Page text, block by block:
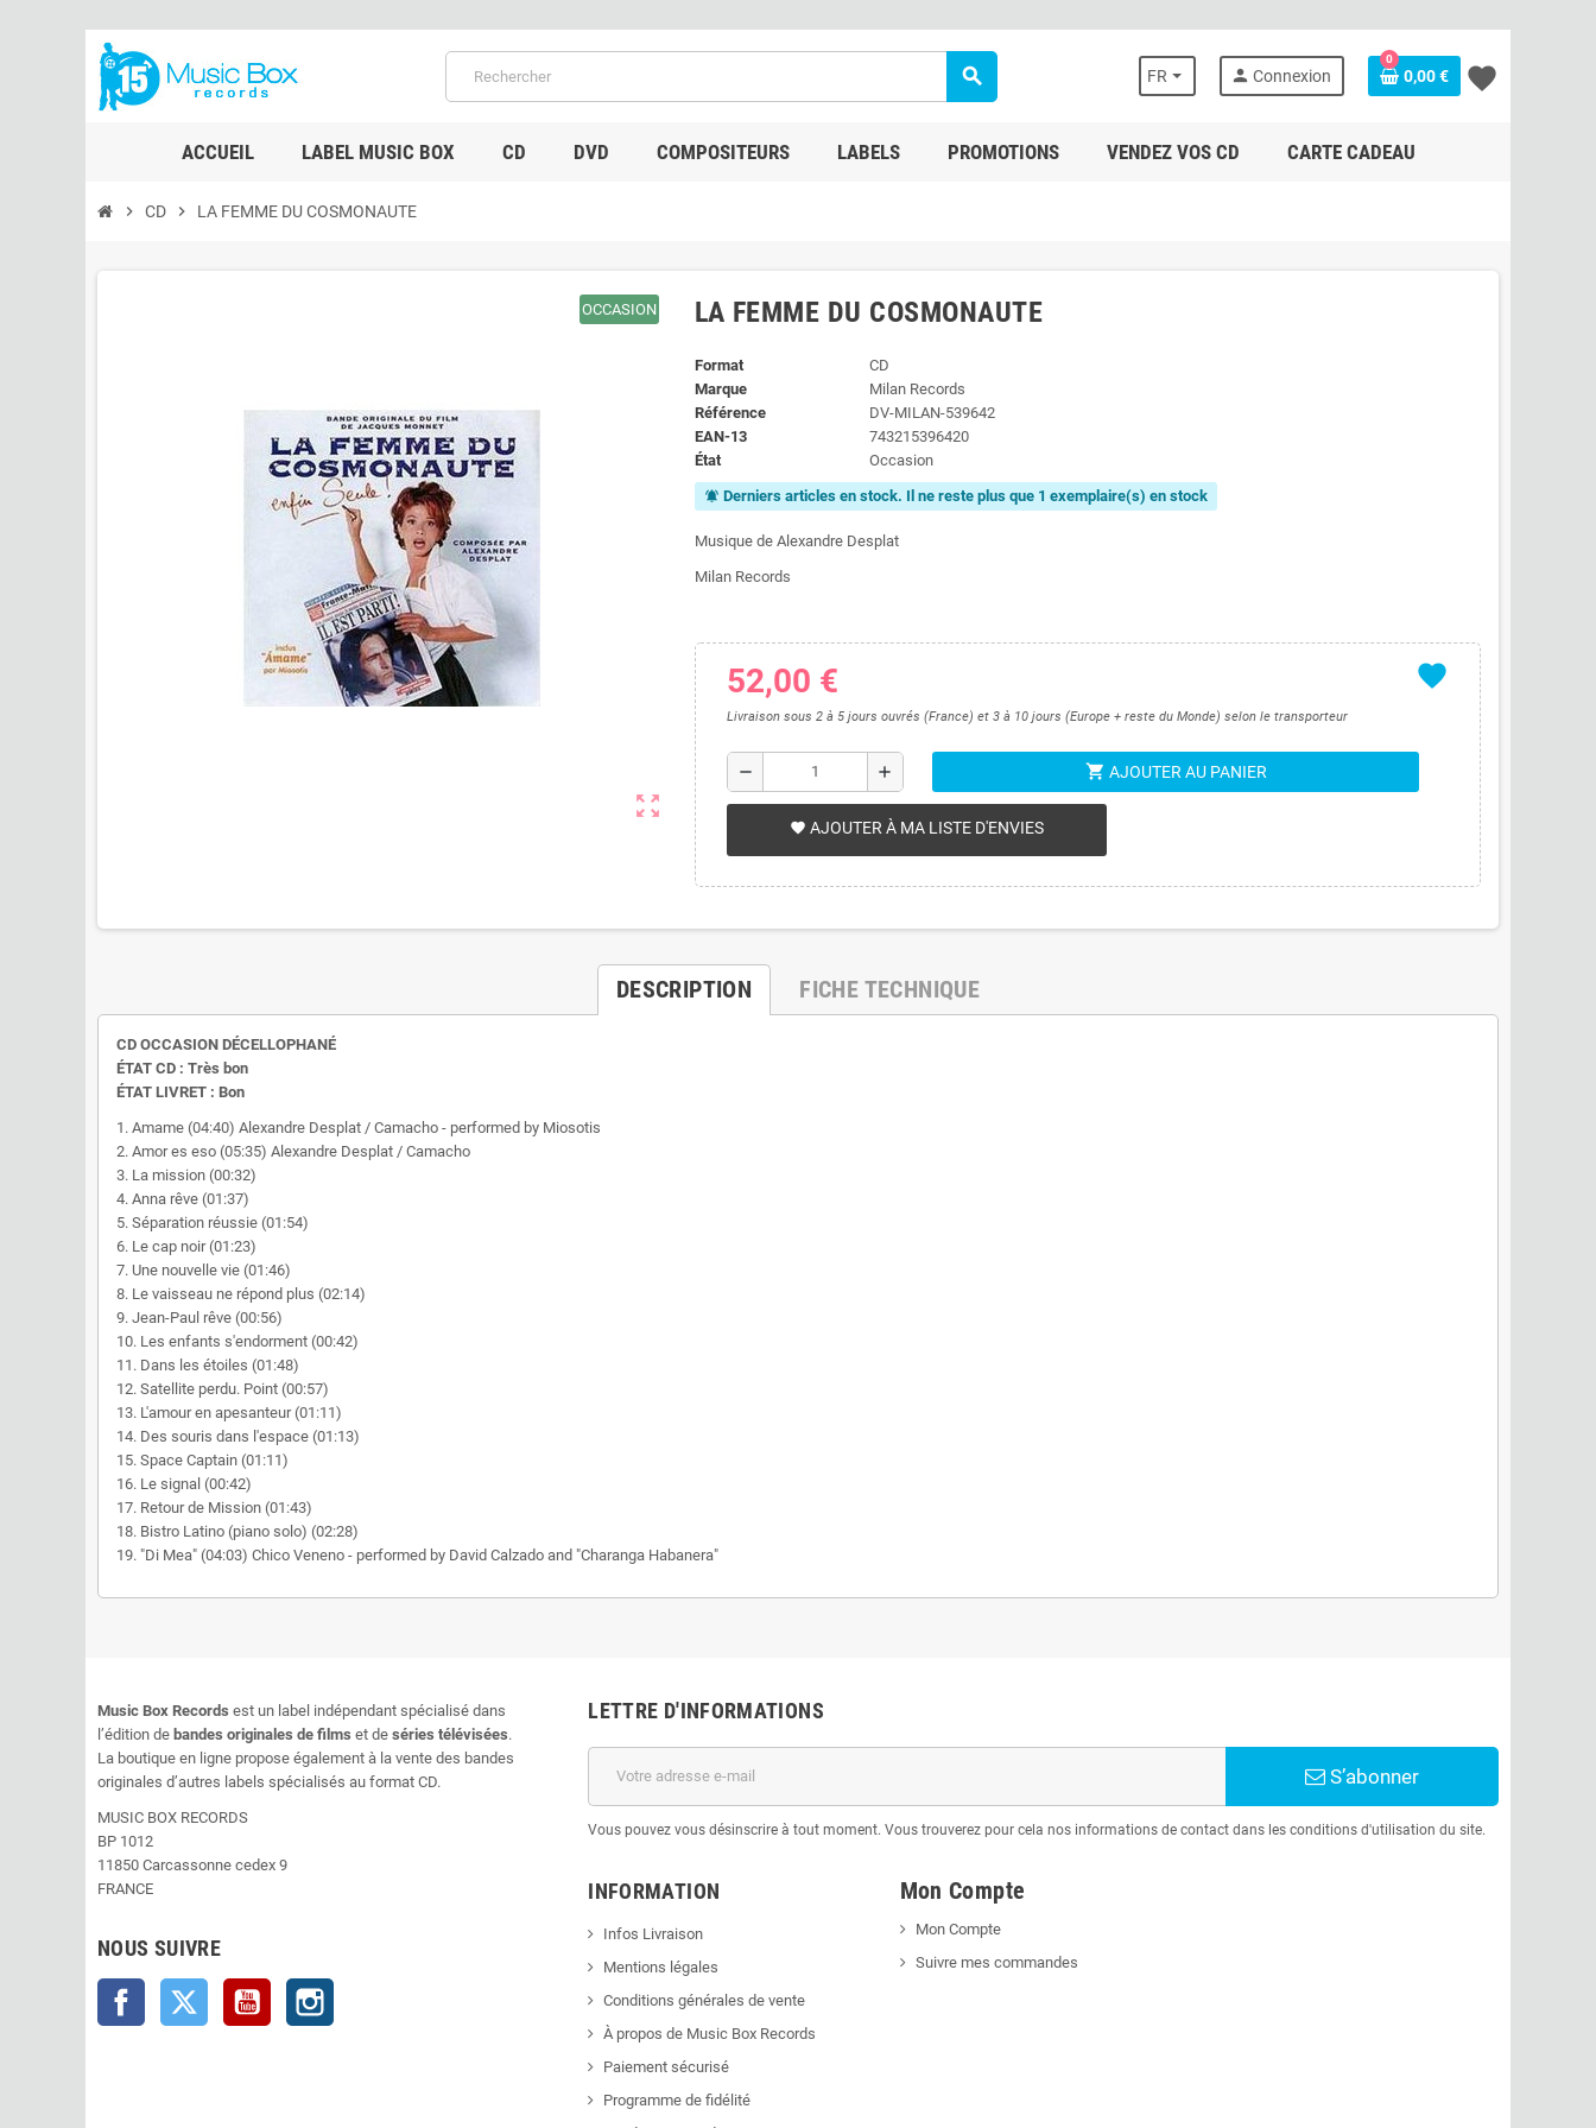
search FR person Connexion
0
0,00 € favorite
ACCUEIL LABEL MUSIC BOX CD DVD COMPOSITEURS LABELS PROMOTIONS VENDEZ VOS CD CARTE CADEAU
chevron_right CD chevron_right LA FEMME DU COSMONAUTE
zoom_out_map
OCCASION LA FEMME DU COSMONAUTE
Format
CD
Marque
Milan Records
Référence
DV-MILAN-539642
EAN-13
743215396420
État
Occasion
notifications_active Derniers articles en stock. Il ne reste plus que 1 exemplaire(s) en stock
Musique de Alexandre Desplat
Milan Records
favorite
52,00 €
Livraison sous 2 à 5 jours ouvrés (France) et 3 à 10 jours (Europe + reste du Monde) selon le transporteur
remove add shopping_cart AJOUTER AU PANIER
favorite AJOUTER À MA LISTE D'ENVIES
DESCRIPTION FICHE TECHNIQUE
CD OCCASION DÉCELLOPHANÉ
ÉTAT CD : Très bon
ÉTAT LIVRET : Bon
1. Amame (04:40) Alexandre Desplat / Camacho - performed by Miosotis
2. Amor es eso (05:35) Alexandre Desplat / Camacho
3. La mission (00:32)
4. Anna rêve (01:37)
5. Séparation réussie (01:54)
6. Le cap noir (01:23)
7. Une nouvelle vie (01:46)
8. Le vaisseau ne répond plus (02:14)
9. Jean-Paul rêve (00:56)
10. Les enfants s'endorment (00:42)
11. Dans les étoiles (01:48)
12. Satellite perdu. Point (00:57)
13. L'amour en apesanteur (01:11)
14. Des souris dans l'espace (01:13)
15. Space Captain (01:11)
16. Le signal (00:42)
17. Retour de Mission (01:43)
18. Bistro Latino (piano solo) (02:28)
19. "Di Mea" (04:03) Chico Veneno - performed by David Calzado and "Charanga Habanera"
Music Box Records est un label indépendant spécialisé dans
l’édition de bandes originales de films et de séries télévisées.
La boutique en ligne propose également à la vente des bandes
originales d’autres labels spécialisés au format CD.
MUSIC BOX RECORDS
BP 1012
11850 Carcassonne cedex 9
FRANCE
NOUS SUIVRE
Facebook Twitter YouTube
LETTRE D'INFORMATIONS
S’abonner
Vous pouvez vous désinscrire à tout moment. Vous trouverez pour cela nos informations de contact dans les conditions d'utilisation du site.
INFORMATION
Infos Livraison
Mentions légales
Conditions générales de vente
À propos de Music Box Records
Paiement sécurisé
Programme de fidélité
Mon Compte
Mon Compte
Suivre mes commandes